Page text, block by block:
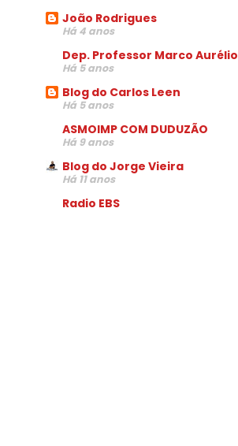
João Rodrigues
Há 4 anos
Dep. Professor Marco Aurélio
Há 5 anos
Blog do Carlos Leen
Há 5 anos
ASMOIMP COM DUDUZÃO
Há 9 anos
Blog do Jorge Vieira
Há 11 anos
Radio EBS